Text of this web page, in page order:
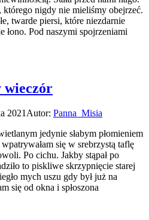
którego nigdy nie mieliśmy obejrzeć.
twarde piersi, które niezdarnie
łono. Pod naszymi spojrzeniami
wieczór
2021Autor: Panna_Misia
jedynie słabym płomieniem
się w srebrzystą taflę
Po cichu. Jakby stąpał po
to piskliwe skrzypnięcie starej
mych uszu gdy był już na
się od okna i spłoszona